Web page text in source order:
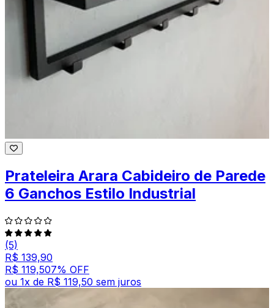
Prateleira Arara Cabideiro de Parede
6 Ganchos Estilo Industrial
(5)
R$ 139,90
R$ 119,507% OFF
ou 1x de R$ 119,50 sem juros